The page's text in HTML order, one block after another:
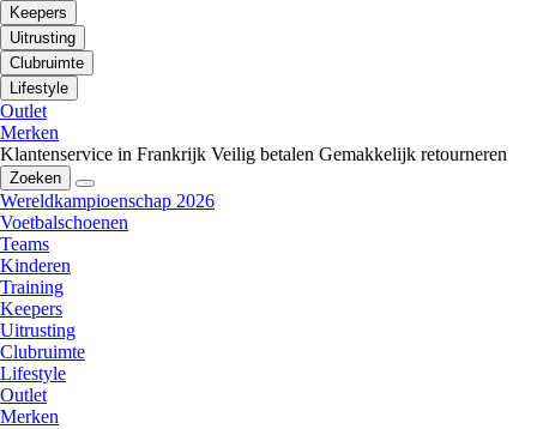
Keepers
Uitrusting
Clubruimte
Lifestyle
Outlet
Merken
Klantenservice in Frankrijk Veilig betalen Gemakkelijk retourneren
Zoeken
Wereldkampioenschap 2026
Voetbalschoenen
Teams
Kinderen
Training
Keepers
Uitrusting
Clubruimte
Lifestyle
Outlet
Merken